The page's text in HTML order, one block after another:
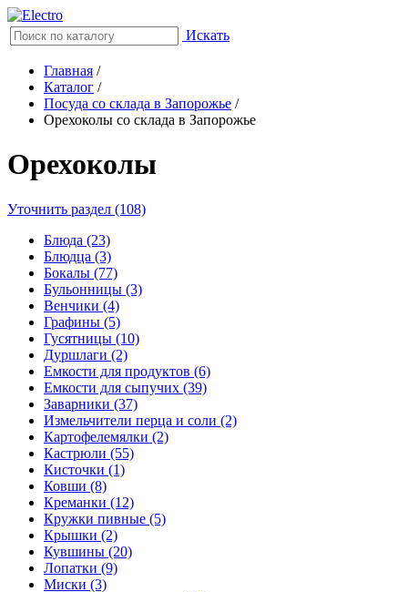
Искать
Главная /
Каталог /
Посуда со склада в Запорожье /
Орехоколы со склада в Запорожье
Орехоколы
Уточнить раздел (108)
Блюда (23)
Блюдца (3)
Бокалы (77)
Бульонницы (3)
Венчики (4)
Графины (5)
Гусятницы (10)
Дуршлаги (2)
Емкости для продуктов (6)
Емкости для сыпучих (39)
Заварники (37)
Измельчители перца и соли (2)
Картофелемялки (2)
Кастрюли (55)
Кисточки (1)
Ковши (8)
Креманки (12)
Кружки пивные (5)
Крышки (2)
Кувшины (20)
Лопатки (9)
Миски (3)